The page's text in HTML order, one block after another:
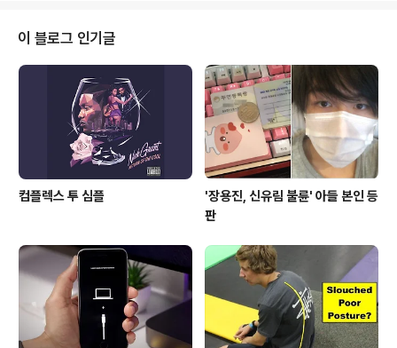
기기와 비교했을 때 더 튀어나온 모습이다. 넥서스5 리뷰
(http://ryueyes11.tistory.com/3123)에서도 볼륨버
튼의 위치 지적을 하면서 게임하다가도 볼륨 조절이 되는
불편함이 있으며 비교 기기로 아이폰5S도 해당위치(측면
부 좌측 상단)에 볼륨버튼이 있지만 넥서스5..
이 블로그 인기글
컴플렉스 투 심플
'장용진, 신유림 불륜' 아들 본인 등
판